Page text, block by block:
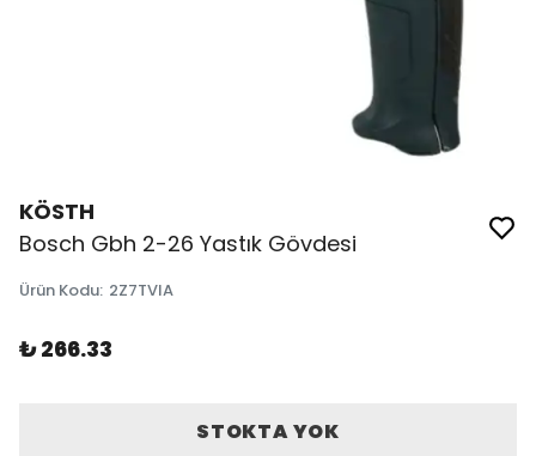
KÖSTH
Bosch Gbh 2-26 Yastık Gövdesi
Ürün Kodu: 2Z7TVIA
₺ 266.33
STOKTA YOK